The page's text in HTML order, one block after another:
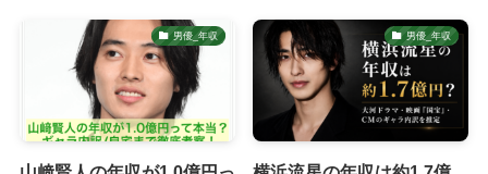
男優_年収 男優_年収